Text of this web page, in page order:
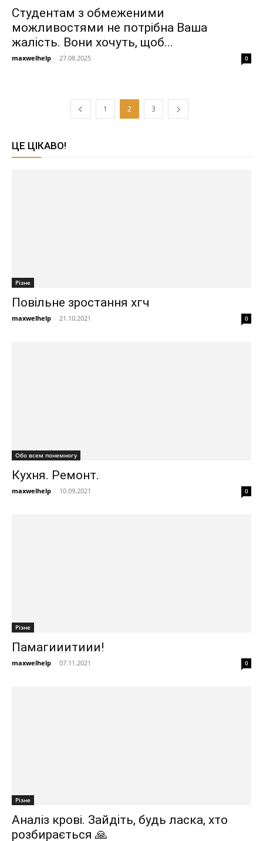
Студентам з обмеженими
можливостями не потрібна Ваша
жалість. Вони хочуть, щоб...
maxwelhelp - 27.08.2025 0
1 2 3
ЦЕ ЦІКАВО!
Різне
Повільне зростання хгч
maxwelhelp - 21.10.2021 0
Обо всем понемногу
Кухня. Ремонт.
maxwelhelp - 10.09.2021 0
Різне
Памагииитиии!
maxwelhelp - 07.11.2021 0
Різне
Аналіз крові. Зайдіть, будь ласка, хто
розбирається 🙏